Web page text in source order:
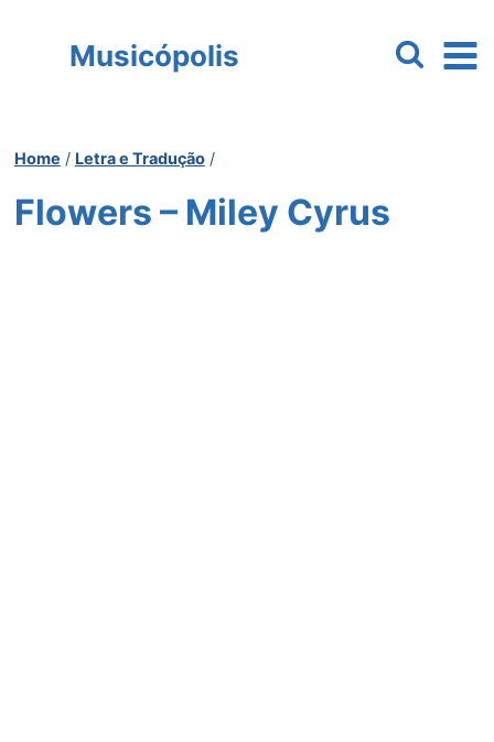
Musicópolis
Home / Letra e Tradução /
Flowers – Miley Cyrus